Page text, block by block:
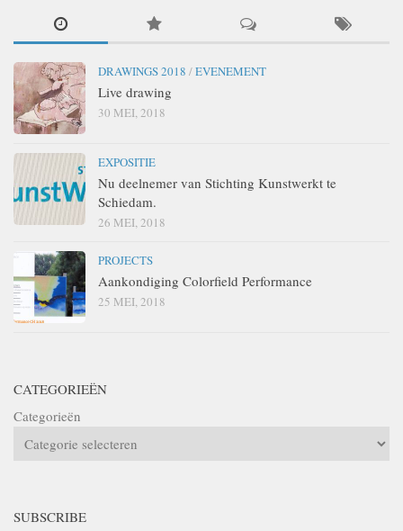
DRAWINGS 2018 /EVENEMENT
Live drawing
30 MEI, 2018
EXPOSITIE
Nu deelnemer van Stichting Kunstwerkt te
Schiedam.
26 MEI, 2018
PROJECTS
Aankondiging Colorfield Performance
25 MEI, 2018
CATEGORIEËN
Categorieën
SUBSCRIBE